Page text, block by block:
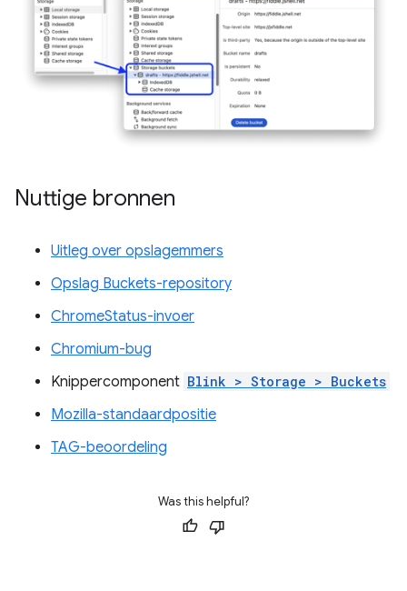
Nuttige bronnen
Uitleg over opslagemmers
Opslag Buckets-repository
ChromeStatus-invoer
Chromium-bug
Knippercomponent Blink > Storage > Buckets
Mozilla-standaardpositie
TAG-beoordeling
Was this helpful?